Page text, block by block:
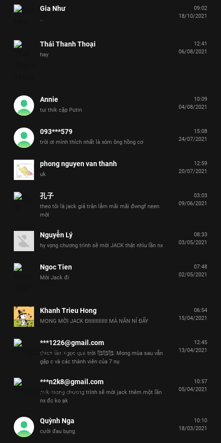
Gia Như
09:02
18/10/2021
Thái Thanh Thoại
hay
12:41
06/08/2021
Annie
tui thik cặp Putin
10:09
04/08/2021
093***579
trời ơi mình thích nhất là xóm ông hồng cơ
15:08
24/07/2021
phong nguyen van thanh
uk
12:59
20/07/2021
孔子
theo tôi là jack giả trân lắm mãi mãi đwngf neen
mời
03:03
09/06/2021
Nguyễn Lý
hy vọng chương trình sẽ mời JACK thật nhìu lần nx
08:33
03/05/2021
Ngoc Tien
Mời Jack đi
07:48
02/05/2021
Khanh Trieu Hong
MONG MỜI JACK ĐIIIIIIIIIIIII MÀ NĂN NỈ ĐẤY
06:54
15/04/2021
***1226@gmail.com
thích lần Ngọc quá trời 🥰🥰🥰. Mong mùa sau vẫn
gặp c và các thành viên của 7 nụ
12:45
13/04/2021
***n2k8@gmail.com
mik mong chương trình sẽ mời jack thêm một lần
nx đc ko ạk
10:57
05/04/2021
Quỳnh Nga
cười đau bụng
10:10
18/03/2021